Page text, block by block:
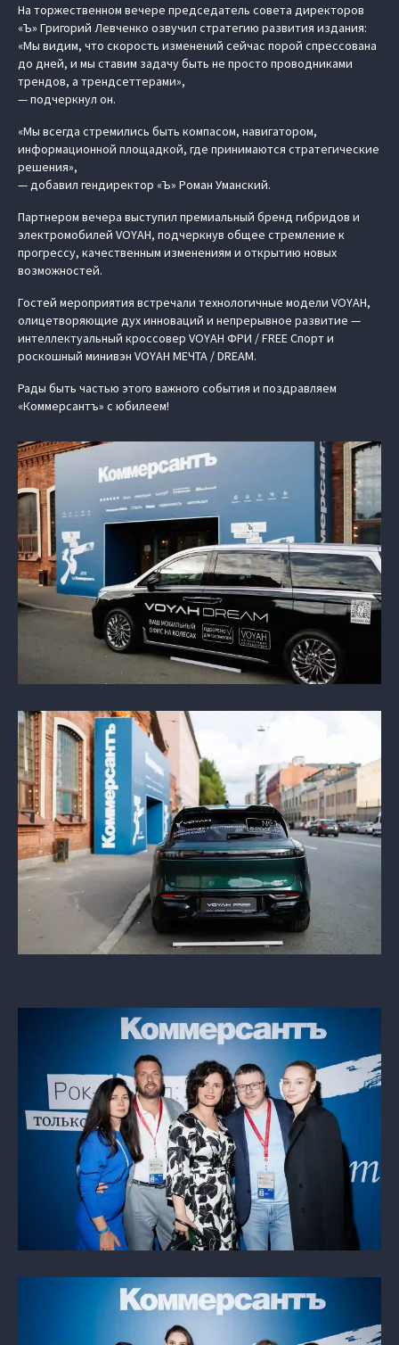
На торжественном вечере председатель совета директоров
«Ъ» Григорий Левченко озвучил стратегию развития издания:
«Мы видим, что скорость изменений сейчас порой спрессована
до дней, и мы ставим задачу быть не просто проводниками
трендов, а трендсеттерами»,
— подчеркнул он.
«Мы всегда стремились быть компасом, навигатором,
информационной площадкой, где принимаются стратегические
решения»,
— добавил гендиректор «Ъ» Роман Уманский.
Партнером вечера выступил премиальный бренд гибридов и
электромобилей VOYAH, подчеркнув общее стремление к
прогрессу, качественным изменениям и открытию новых
возможностей.
Гостей мероприятия встречали технологичные модели VOYAH,
олицетворяющие дух инноваций и непрерывное развитие —
интеллектуальный кроссовер VOYAH ФРИ / FREE Спорт и
роскошный минивэн VOYAH МЕЧТА / DREAM.
Рады быть частью этого важного события и поздравляем
«Коммерсантъ» с юбилеем!